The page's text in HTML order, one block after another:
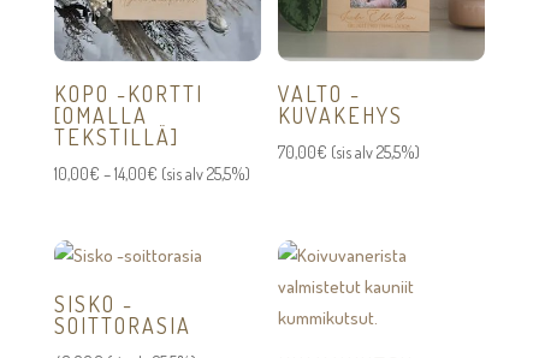
KOPO -KORTTI
[OMALLA
TEKSTILLÄ]
10,00€ –14,00€Hintaluokka:
14,00€
(sis alv 25,5%)
VALTO -
KUVAKEHYS
70,00€ (sis alv 25,5%)
SISKO -
SOITTORASIA